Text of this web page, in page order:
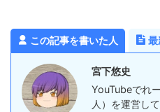
この記事を書いた人 最
宮下悠史
YouTubeでれ
人）を運営し